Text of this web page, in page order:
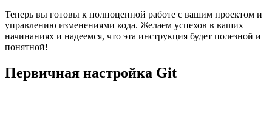
Теперь вы готовы к полноценной работе с вашим проектом и
управлению изменениями кода. Желаем успехов в ваших
начинаниях и надеемся, что эта инструкция будет полезной и
понятной!
Первичная настройка Git